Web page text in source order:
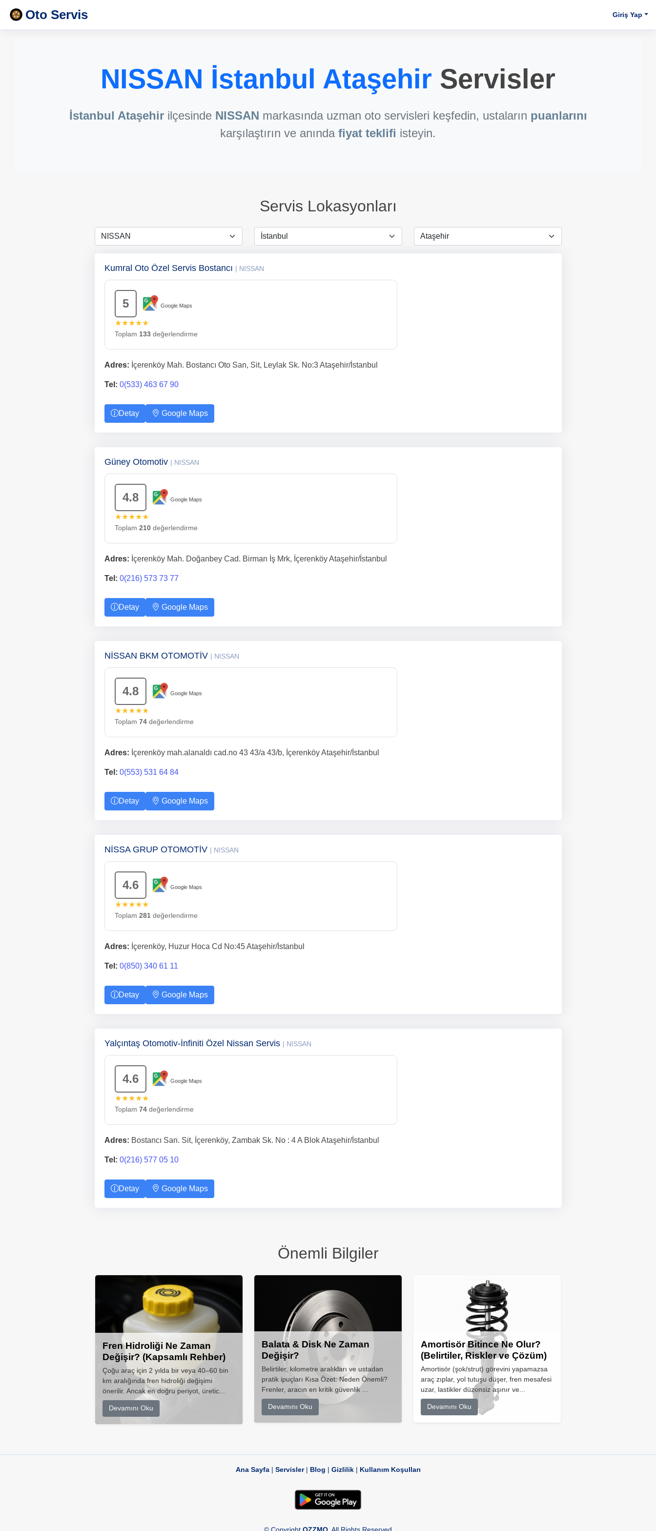
Oto Servis Giriş Yap
NISSAN İstanbul Ataşehir Servisler
İstanbul Ataşehirilçesinde NISSAN markasında uzman oto servisleri keşfedin, ustaların puanlarını
karşılaştırın ve anında fiyat teklifi isteyin.
Servis Lokasyonları
Kumral Oto Özel Servis Bostancı | NISSAN
5 Google Maps
★★★★★
Toplam 133değerlendirme
Adres: İçerenköy Mah. Bostancı Oto San, Sit, Leylak Sk. No:3 Ataşehir/İstanbul
Tel: 0(533) 463 67 90
Detay Google Maps
Güney Otomotiv | NISSAN
4.8 Google Maps
★★★★★
Toplam 210değerlendirme
Adres: İçerenköy Mah. Doğanbey Cad. Birman İş Mrk, İçerenköy Ataşehir/İstanbul
Tel: 0(216) 573 73 77
Detay Google Maps
NİSSAN BKM OTOMOTİV | NISSAN
4.8 Google Maps
★★★★★
Toplam 74değerlendirme
Adres: İçerenköy mah.alanaldı cad.no 43 43/a 43/b, İçerenköy Ataşehir/İstanbul
Tel: 0(553) 531 64 84
Detay Google Maps
NİSSA GRUP OTOMOTİV | NISSAN
4.6 Google Maps
★★★★★
Toplam 281değerlendirme
Adres: İçerenköy, Huzur Hoca Cd No:45 Ataşehir/İstanbul
Tel: 0(850) 340 61 11
Detay Google Maps
Yalçıntaş Otomotiv-İnfiniti Özel Nissan Servis | NISSAN
4.6 Google Maps
★★★★★
Toplam 74değerlendirme
Adres: Bostancı San. Sit, İçerenköy, Zambak Sk. No : 4 A Blok Ataşehir/İstanbul
Tel: 0(216) 577 05 10
Detay Google Maps
Önemli Bilgiler
Fren Hidroliği Ne Zaman
Değişir? (Kapsamlı Rehber)
Çoğu araç için 2 yılda bir veya 40–60 bin
km aralığında fren hidroliği değişimi
önerilir. Ancak en doğru periyot, üretic...
Devamını Oku
Balata & Disk Ne Zaman
Değişir?
Belirtiler, kilometre aralıkları ve ustadan
pratik ipuçları Kısa Özet: Neden Önemli?
Frenler, aracın en kritik güvenlik ...
Devamını Oku
Amortisör Bitince Ne Olur?
(Belirtiler, Riskler ve Çözüm)
Amortisör (şok/strut) görevini yapamazsa
araç zıplar, yol tutuşu düşer, fren mesafesi
uzar, lastikler düzensiz aşınır ve...
Devamını Oku
Ana Sayfa| Servisler| Blog | Gizlilik| Kullanım Koşulları